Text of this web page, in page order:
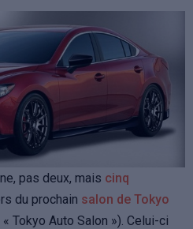
pas deux, mais cinq
du prochain salon de Tokyo
Tokyo Auto Salon »). Celui-ci